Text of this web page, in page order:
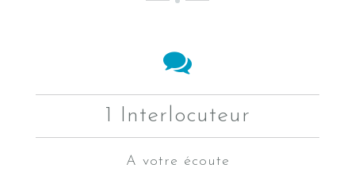
1 Interlocuteur
A votre écoute